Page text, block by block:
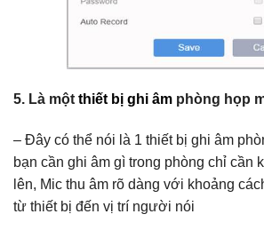
5. Là một thiết bị ghi âm phòng họp
– Đây có thể nói là 1 thiết bị ghi âm
bạn cần ghi âm gì trong phòng chỉ cần
lên, Mic thu âm rõ dàng với khoảng
từ thiết bị đến vị trí người nói